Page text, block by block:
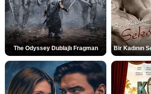
The Odyssey Dublajlı Fragman